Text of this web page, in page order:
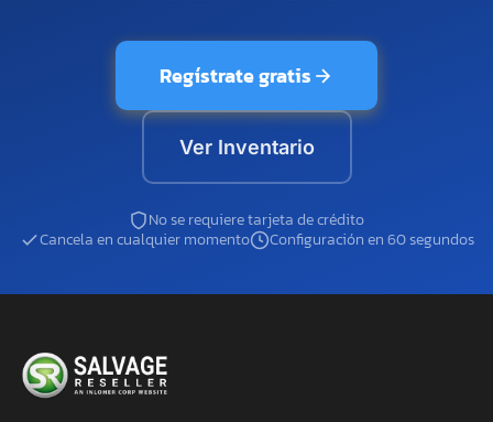
Regístrate gratis
Ver Inventario
No se requiere tarjeta de crédito
Cancela en cualquier momento
Configuración en 60 segundos